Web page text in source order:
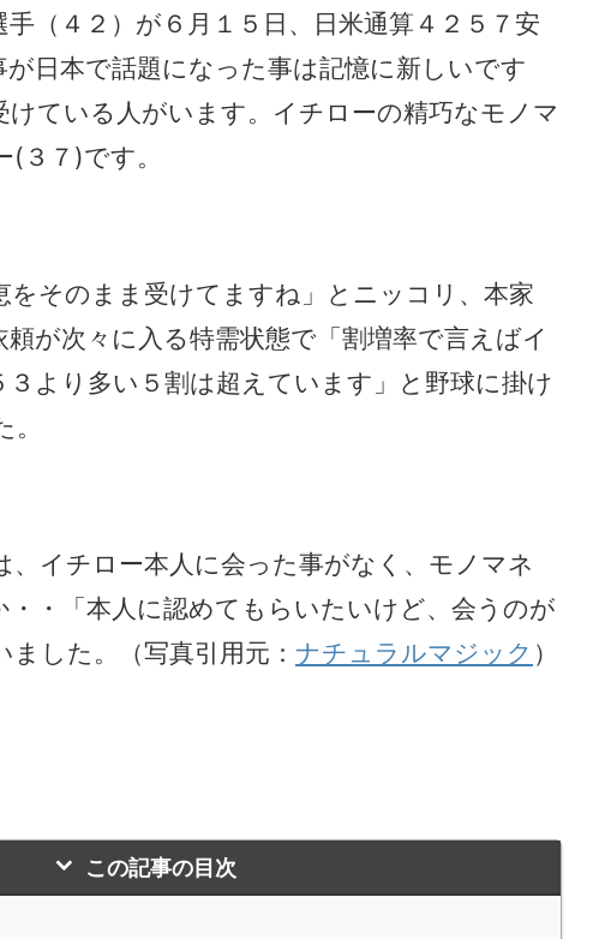
（４２）が６月１５日、日米通算４２５７安
日本で話題になった事は記憶に新しいです
けている人がいます。イチローの精巧なモノマ
３７)です。
をそのまま受けてますね」とニッコリ、本家
が次々に入る特需状態で「割増率で言えばイ
より多い５割は超えています」と野球に掛け
、イチロー本人に会った事がなく、モノマネ
・・「本人に認めてもらいたいけど、会うのが
した。（写真引用元： ナチュラルマジック ）
この記事の目次